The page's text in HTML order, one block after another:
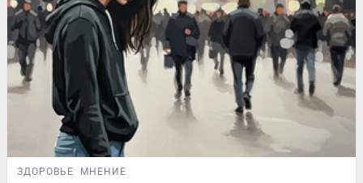
ЗДОРОВЬЕ МНЕНИЕ